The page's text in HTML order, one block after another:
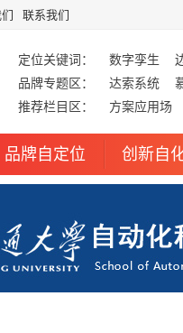
联系我们
定位关键词： 数字孪生
品牌专题区：
达索系统
推荐栏目区：
方案应用场
品牌自定位 创新自